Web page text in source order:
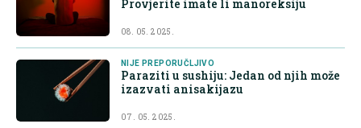
Provjerite imate li manoreksiju
08. 05. 2025.
NIJE PREPORUČLJIVO
Paraziti u sushiju: Jedan od njih može
izazvati anisakijazu
07. 05. 2025.